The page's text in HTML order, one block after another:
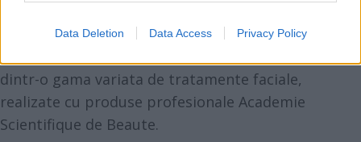
Data Deletion Data Access Privacy Policy
incat sa fii sigura ca nu apar reactii alergice sau ca
tenul este iritat. La Saloanele Magic, poti alege
dintr-o gama variata de tratamente faciale,
realizate cu produse profesionale Academie
Scientifique de Beaute.